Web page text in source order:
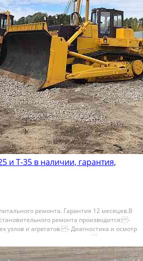
и Т-35 в наличии, гарантия,
ремонта. Гарантия 12 месяцев.В
ремонта производится: -
узлов и агрегатов. - Диагностика и осмотр
дефектов, усиление рамы. - Полный
узла...